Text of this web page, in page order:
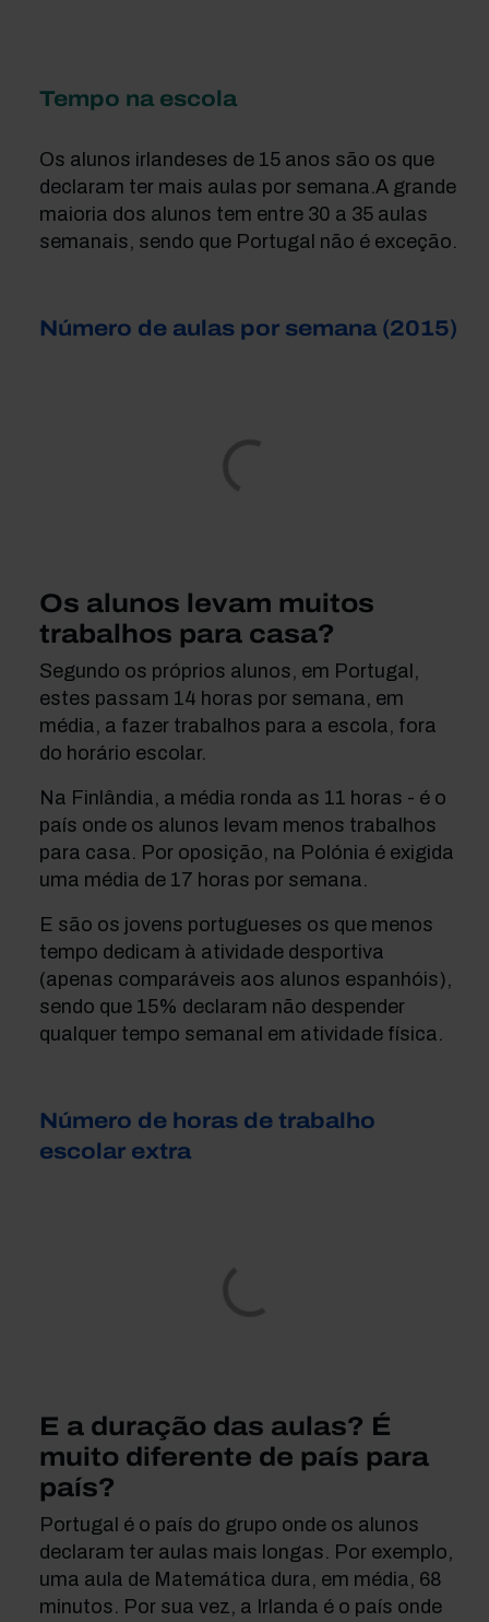
Tempo na escola
Os alunos irlandeses de 15 anos são os que
declaram ter mais aulas por semana.A grande
maioria dos alunos tem entre 30 a 35 aulas
semanais, sendo que Portugal não é exceção.
Número de aulas por semana (2015)
Os alunos levam muitos
trabalhos para casa?
Segundo os próprios alunos, em Portugal,
estes passam 14 horas por semana, em
média, a fazer trabalhos para a escola, fora
do horário escolar.
Na Finlândia, a média ronda as 11 horas - é o
país onde os alunos levam menos trabalhos
para casa. Por oposição, na Polónia é exigida
uma média de 17 horas por semana.
E são os jovens portugueses os que menos
tempo dedicam à atividade desportiva
(apenas comparáveis aos alunos espanhóis),
sendo que 15% declaram não despender
qualquer tempo semanal em atividade física.
Número de horas de trabalho
escolar extra
E a duração das aulas? É
muito diferente de país para
país?
Portugal é o país do grupo onde os alunos
declaram ter aulas mais longas. Por exemplo,
uma aula de Matemática dura, em média, 68
minutos. Por sua vez, a Irlanda é o país onde